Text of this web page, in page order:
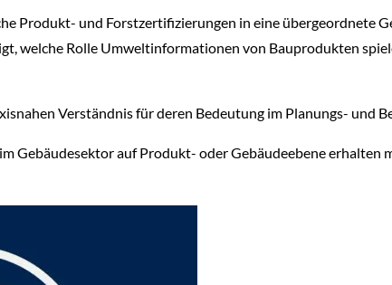
Produkt- und Forstzertifizierungen in eine übergeordnete
welche Rolle Umweltinformationen von Bauprodukten
Verständnis für deren Bedeutung im Planungs- und
Gebäudesektor auf Produkt- oder Gebäudeebene erhalten